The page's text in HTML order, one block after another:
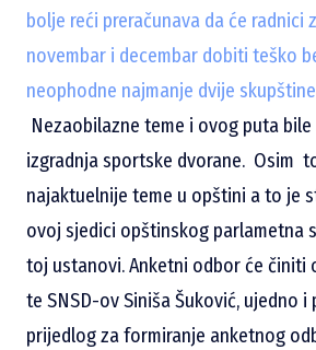
bolje reći preračunava da će
novembar i decembar dobiti teško
neophodne najmanje dvije
Nezaobilazne teme i ovog puta
izgradnja sportske dvorane. Osim
najaktuelnije teme u opštini a to je
ovoj sjedici opštinskog parlametna
toj ustanovi. Anketni odbor će činiti
te SNSD-ov Siniša Šuković, ujedno
prijedlog za formiranje anketnog